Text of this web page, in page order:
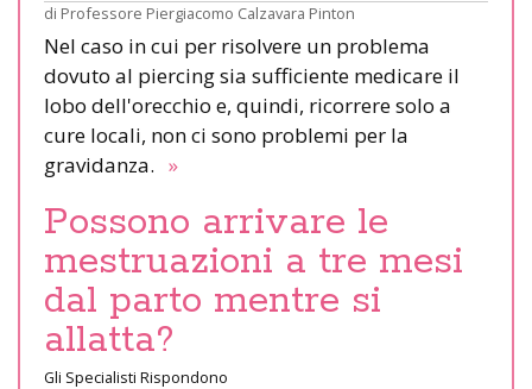
di Professore Piergiacomo Calzavara Pinton
Nel caso in cui per risolvere un problema
dovuto al piercing sia sufficiente medicare il
lobo dell'orecchio e, quindi, ricorrere solo a
cure locali, non ci sono problemi per la
gravidanza. »
Possono arrivare le
mestruazioni a tre mesi
dal parto mentre si
allatta?
Gli Specialisti Rispondono